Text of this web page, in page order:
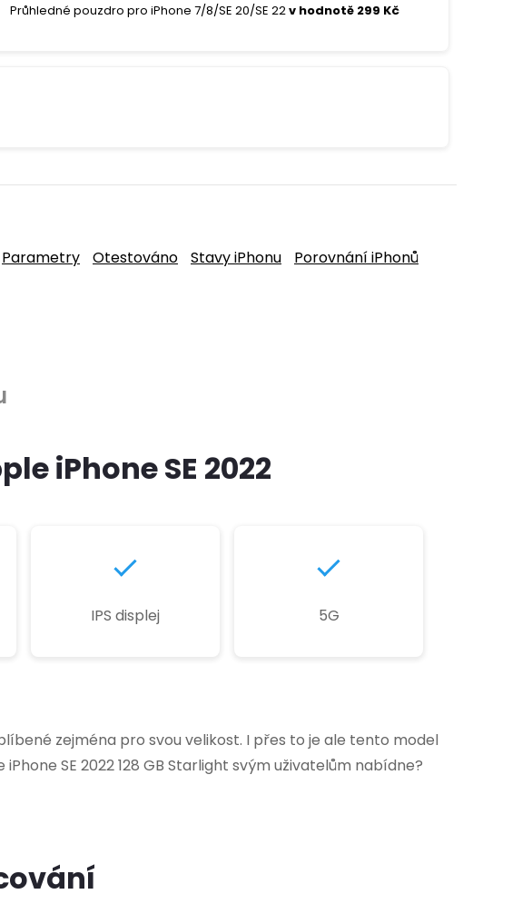
Průhledné pouzdro pro iPhone 7/8/SE 20/SE 22v hodnotě 299 Kč
Parametry Otestováno Stavy iPhonu Porovnání iPhonů
iPhone SE 2022
IPS displej 5G
zejména pro svou velikost. I přes to je ale tento model
SE 2022 128 GB Starlight svým uživatelům nabídne?